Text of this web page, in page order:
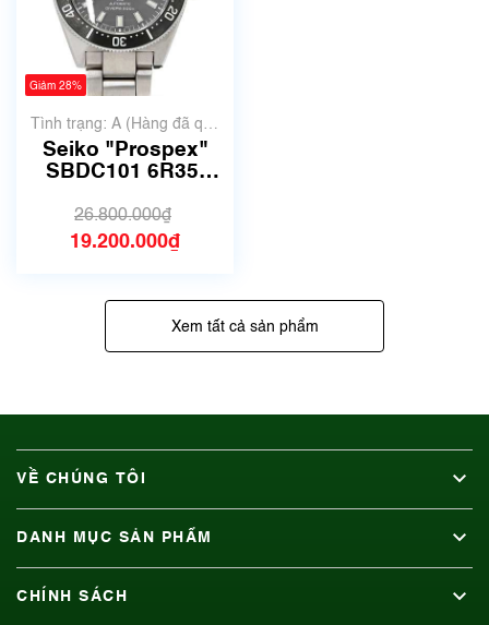
Giảm 28%
Tình trạng: A (Hàng đã qua
sử dụng nhưng rất đẹp,
không có xước)
Seiko "Prospex"
SBDC101 6R35-
26.800.000₫
19.200.000₫
Xem tất cả sản phẩm
VỀ CHÚNG TÔI
DANH MỤC SẢN PHẨM
CHÍNH SÁCH